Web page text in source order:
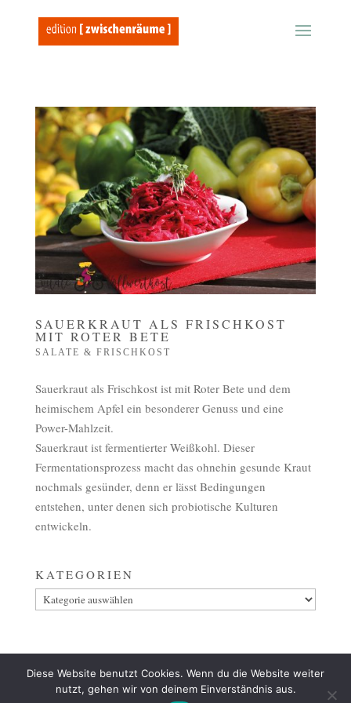
SAUERKRAUT ALS FRISCHKOST
MIT ROTER BETE
SALATE & FRISCHKOST
Sauerkraut als Frischkost ist mit Roter Bete und dem
heimischem Apfel ein besonderer Genuss und eine
Power-Mahlzeit.
Sauerkraut ist fermentierter Weißkohl. Dieser
Fermentationsprozess macht das ohnehin gesunde Kraut
nochmals gesünder, denn er lässt Bedingungen
entstehen, unter denen sich probiotische Kulturen
entwickeln.
KATEGORIEN
Kategorien
AGB ZAHLUNG
VERSAND & LIEFERUNG
WIDERRUF
Diese Website benutzt Cookies. Wenn du die Website weiter
nutzt, gehen wir von deinem Einverständnis aus.